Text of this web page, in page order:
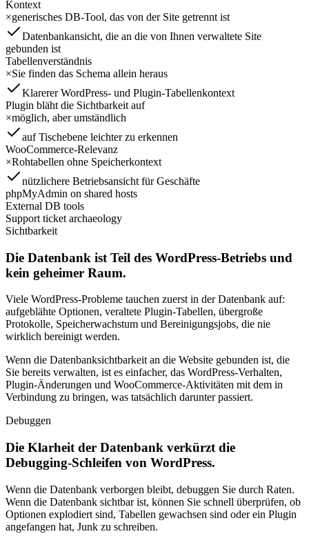
Kontext
×generisches DB-Tool, das von der Site getrennt ist
Datenbankansicht, die an die von Ihnen verwaltete Site
gebunden ist
Tabellenverständnis
×Sie finden das Schema allein heraus
Klarerer WordPress- und Plugin-Tabellenkontext
Plugin bläht die Sichtbarkeit auf
×möglich, aber umständlich
auf Tischebene leichter zu erkennen
WooCommerce-Relevanz
×Rohtabellen ohne Speicherkontext
nützlichere Betriebsansicht für Geschäfte
phpMyAdmin on shared hosts
External DB tools
Support ticket archaeology
Sichtbarkeit
Die Datenbank ist Teil des WordPress-Betriebs und
kein geheimer Raum.
Viele WordPress-Probleme tauchen zuerst in der Datenbank auf:
aufgeblähte Optionen, veraltete Plugin-Tabellen, übergroße
Protokolle, Speicherwachstum und Bereinigungsjobs, die nie
wirklich bereinigt werden.
Wenn die Datenbanksichtbarkeit an die Website gebunden ist, die
Sie bereits verwalten, ist es einfacher, das WordPress-Verhalten,
Plugin-Änderungen und WooCommerce-Aktivitäten mit dem in
Verbindung zu bringen, was tatsächlich darunter passiert.
Debuggen
Die Klarheit der Datenbank verkürzt die
Debugging-Schleifen von WordPress.
Wenn die Datenbank verborgen bleibt, debuggen Sie durch Raten.
Wenn die Datenbank sichtbar ist, können Sie schnell überprüfen, ob
Optionen explodiert sind, Tabellen gewachsen sind oder ein Plugin
angefangen hat, Junk zu schreiben.